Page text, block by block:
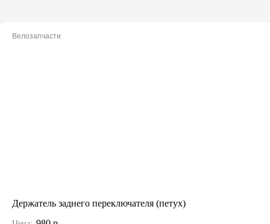
Велозапчасти
Держатель заднего переключателя (петух)